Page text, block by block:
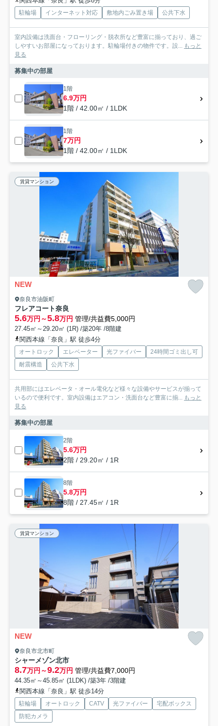
駐輪場 インターネット対応 敷地内ごみ置き場 公共下水
室内設備は洗面台・フローリング・脱衣所など豊富に揃っており、過ご
しやすいお部屋になっております。駐輪場付きの物件です。設...
もっと
見る
募集中の部屋
1階
6.9万円
1階 / 42.00㎡ / 1LDK
1階
7万円
1階 / 42.00㎡ / 1LDK
賃貸マンション
NEW
奈良市油阪町
フレアコート奈良
5.6万円～5.8万円 管理/共益費5,000円
27.45㎡～29.20㎡ (1R) /築20年 /8階建
関西本線「奈良」駅 徒歩4分
オートロック エレベーター 光ファイバー
24時間ゴミ出し可
耐震構造
公共下水
共用部にはエレベータ・オール電化など様々な設備やサービスが揃って
いるので便利です。室内設備はエアコン・洗面台など豊富に揃...
もっと
見る
募集中の部屋
2階
5.6万円
2階 / 29.20㎡ / 1R
8階
5.8万円
8階 / 27.45㎡ / 1R
賃貸マンション
NEW
奈良市北市町
シャーメゾン北市
8.7万円～9.2万円 管理/共益費7,000円
44.35㎡～45.85㎡ (1LDK) /築3年 /3階建
関西本線「奈良」駅 徒歩14分
駐輪場 オートロック CATV 光ファイバー
宅配ボックス
防犯カメラ